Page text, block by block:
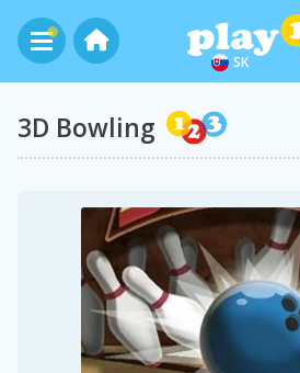
SK
3D Bowling